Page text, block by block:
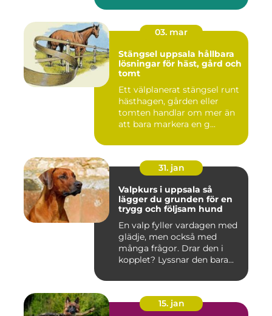
03. mar
Stängsel uppsala hållbara
lösningar för häst, gård och
tomt
Ett välplanerat stängsel runt
hästhagen, gården eller
tomten handlar om mer än
att bara markera en g...
31. jan
Valpkurs i uppsala så
lägger du grunden för en
trygg och följsam hund
En valp fyller vardagen med
glädje, men också med
många frågor. Drar den i
kopplet? Lyssnar den bara...
15. jan